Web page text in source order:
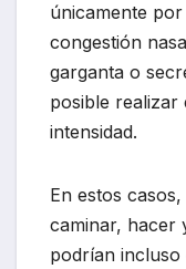
únicamente
congestión
garganta o
posible realizar
intensidad.
En estos
caminar, hacer
podrían incluso